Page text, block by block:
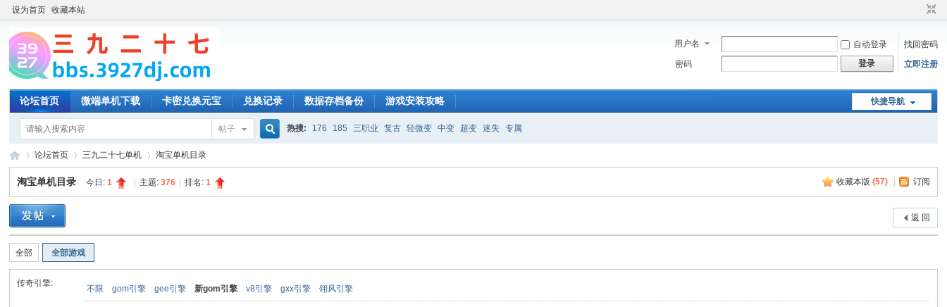
设为首页 收藏本站
用户名 自动登录
找回密码
密码
登录 立即注册
快捷导航
论坛首页 微端单机下载 卡密兑换元宝 兑换记录 数据存档备份 游戏安装攻略
帖子 热搜: 176 185 三职业 复古 轻微变 中变 超变 迷失 专属
»
论坛首页 三九二十七单机 淘宝单机目录
收藏本版 (57) 订阅
淘宝单机目录 今日:1 主题:376 排名:1
返 回
全部 全部游戏
传奇引擎:
不限 gom引擎 gee引擎 新gom引擎 v8引擎 gxx引擎 翎风引擎